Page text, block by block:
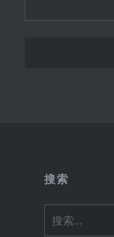
搜索
索：